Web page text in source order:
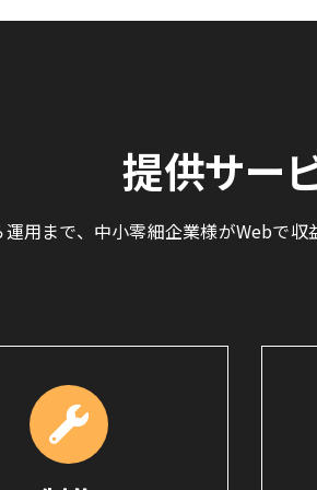
提供サー
用まで、中小零細企業様がWebで